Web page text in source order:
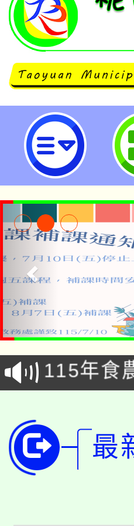
neilrpjhstyc網
淨零綠生
會
115年食
程
學期銜接
學籍身
版
淨零綠領
公告本校
桃園市
最